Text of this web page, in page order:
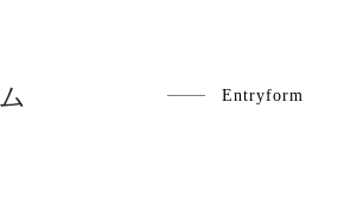
Entryform